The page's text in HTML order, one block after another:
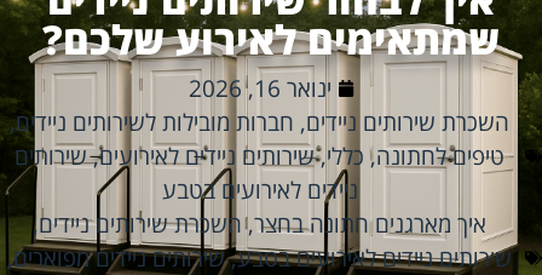
שמתאימים לאירוע שלכם?
ינואר 16, 2026
השכרת שירותים ניידים, חברות מובילות לשירותים ניידים,
טיפים לחתונה, כללי,שירותים ניידים לאירועים,שירותים
ניידים לאירועים בטבע
איך מארגנים חתונה בחצר,השכרת שירותים ניידים,
שירותים ניידים לאירועים בטבע,שירותים ניידים מפוארים,